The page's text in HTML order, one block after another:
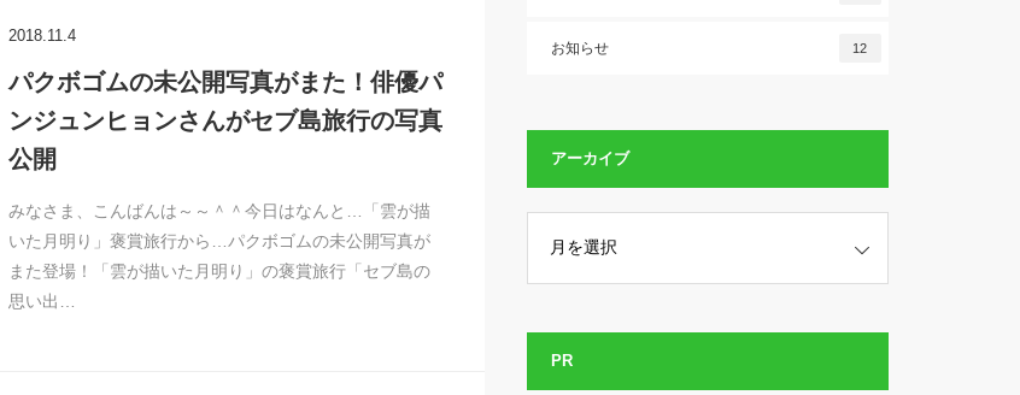
2018.11.4
パクボゴムの未公開写真がまた！俳優パ
ンジュンヒョンさんがセブ島旅行の写真
公開
みなさま、こんばんは～～＾＾今日はなんと…「雲が描
いた月明り」褒賞旅行から…パクボゴムの未公開写真が
また登場！「雲が描いた月明り」の褒賞旅行「セブ島の
思い出…
お知らせ 12
アーカイブ
PR